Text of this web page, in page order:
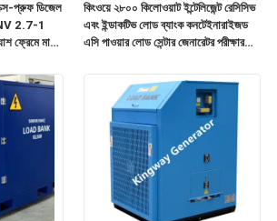
প্রুফ ডিজেল
2.7-1
ফ্রেমে মাউন্ট
কিংওয়ে ২৮০০ কিলোওয়াট ইন্টেলিজেন্ট রেসিসিভ
এবং ইন্ডাকটিভ লোড ব্যাংক কনটেইনারাইজড
এসি পাওয়ার লোড সেন্টার জেনারেটর পরীক্ষার